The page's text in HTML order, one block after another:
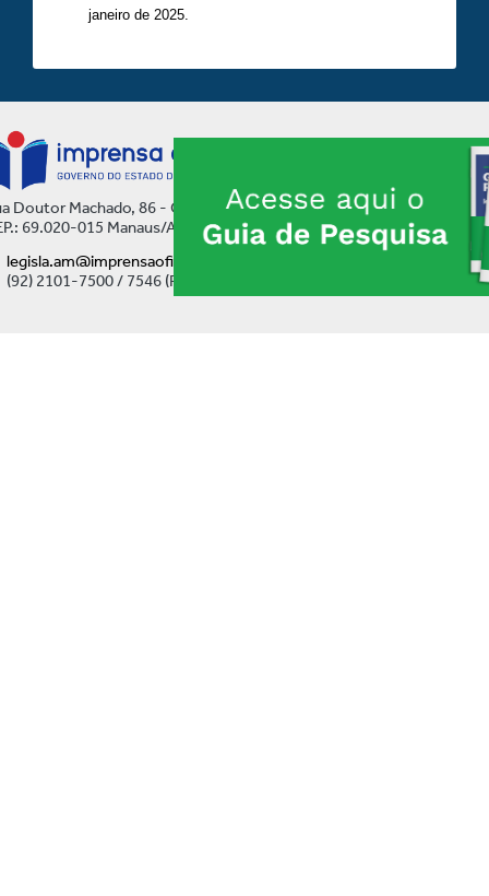
janeiro de 2025.
Doutor Machado, 86 - Centro
69.020-015 Manaus/AM
legisla.am@imprensaoficial.am.gov.br
(92) 2101-7500 / 7546 (Ramal)